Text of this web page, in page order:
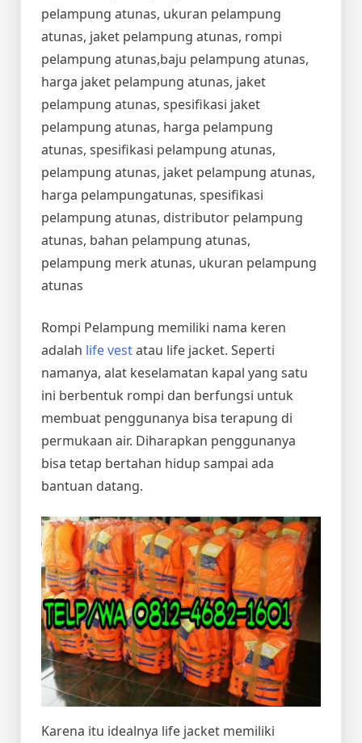
pelampung atunas, ukuran pelampung
atunas, jaket pelampung atunas, rompi
pelampung atunas,baju pelampung atunas,
harga jaket pelampung atunas, jaket
pelampung atunas, spesifikasi jaket
pelampung atunas, harga pelampung
atunas, spesifikasi pelampung atunas,
pelampung atunas, jaket pelampung atunas,
harga pelampungatunas, spesifikasi
pelampung atunas, distributor pelampung
atunas, bahan pelampung atunas,
pelampung merk atunas, ukuran pelampung
atunas
Rompi Pelampung memiliki nama keren
adalah life vestatau life jacket. Seperti
namanya, alat keselamatan kapal yang satu
ini berbentuk rompi dan berfungsi untuk
membuat penggunanya bisa terapung di
permukaan air. Diharapkan penggunanya
bisa tetap bertahan hidup sampai ada
bantuan datang.
Karena itu idealnya life jacket memiliki